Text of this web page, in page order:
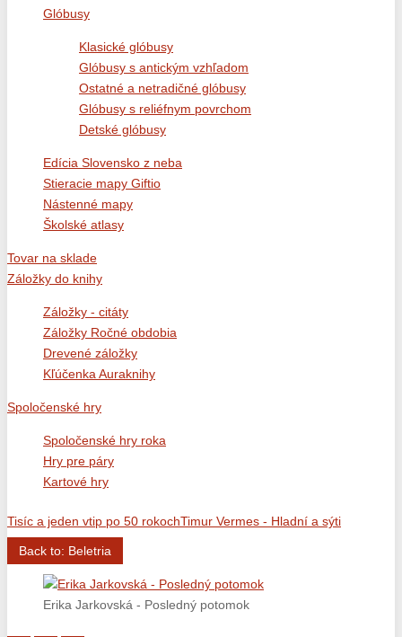
Glóbusy
Klasické glóbusy
Glóbusy s antickým vzhľadom
Ostatné a netradičné glóbusy
Glóbusy s reliéfnym povrchom
Detské glóbusy
Edícia Slovensko z neba
Stieracie mapy Giftio
Nástenné mapy
Školské atlasy
Tovar na sklade
Záložky do knihy
Záložky - citáty
Záložky Ročné obdobia
Drevené záložky
Kľúčenka Auraknihy
Spoločenské hry
Spoločenské hry roka
Hry pre páry
Kartové hry
Tisíc a jeden vtip po 50 rokochTimur Vermes - Hladní a sýti
Back to: Beletria
Erika Jarkovská - Posledný potomok